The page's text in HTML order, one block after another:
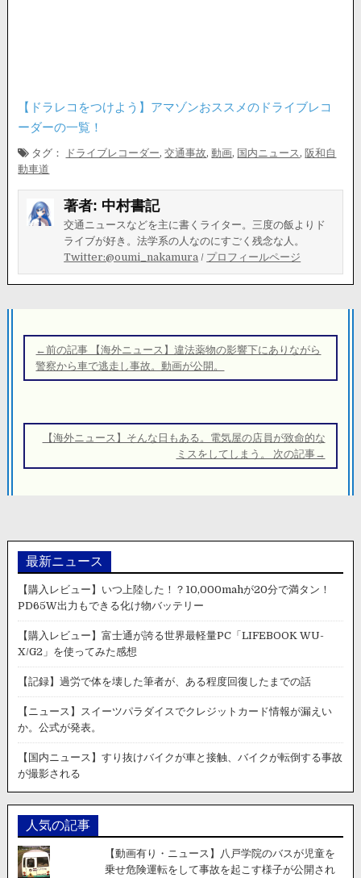
【ドラレコをつけよう】アマゾンおススメのドライブレコ
ーダーの一覧！
タグ： ドライブレコーダー,交通事故,動画, 国内ニュース , 阪和自
動車道
著者: 中村書記
交通ニュースなどを主に書くライター。三度の飯よりド
ライブが好き。法学系の人なのにすごく残念な人。
Twitter:@oumi_nakamura / プロフィールページ
稿
ナ
ー
←前の記事 【海外ニュース】違法薬物の影響下にありながら
警察から車で逃走し事故。動画が公開。
【海外ニュース】そんな日もある。電気屋の店員が致命的な
ミスをしてしまう。 次の記事→
最新ニュース
【購入レビュー】いつ上陸した！？10,000mahが20分で満タン！
PD65W出力もできる化け物バッテリー
【購入レビュー】富士通が誇る世界最軽量PC「LIFEBOOK WU-
X/G2」を使ってみた感想
【記録】過労で体を壊した筆者が、ある程度回復したまでの話
【ニュース】スイーツパラダイスでクレジットカード情報が漏えい
か。公式が発表。
【国内ニュース】すり抜けバイクが車と接触、バイクが転倒する事故
が撮影される
人気の記事
【動画有り・ニュース】八戸学院のバスが児童を
乗せ危険運転をして事故を起こす様子が公開され